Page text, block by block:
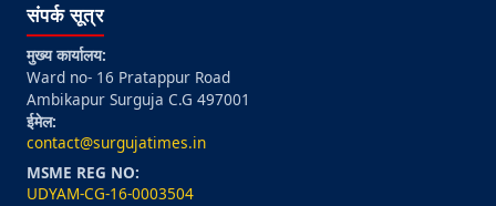
संपर्क सूत्र
मुख्य कार्यालय:
Ward no- 16 Pratappur Road
Ambikapur Surguja C.G 497001
ईमेल:
contact@surgujatimes.in
MSME REG NO:
UDYAM-CG-16-0003504